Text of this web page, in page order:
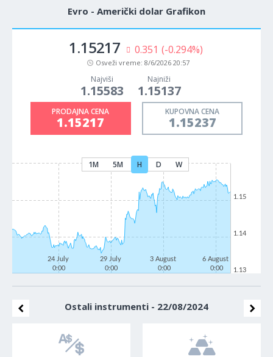
Evro - Američki dolar Grafikon
1.15217 0.351 (-0.294%)
Osveži vreme: 8/6/2026 20:57
Najviši
1.15583
Najniži
1.15137
PRODAJNA CENA
1.15217
KUPOVNA CENA
1.15237
1M 5M H D W
24 July
0:00
29 July
0:00
3 August
0:00
6 August
0:00
1.13
1.14
1.15
Ostali instrumenti - 22/08/2024